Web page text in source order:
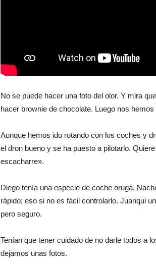
No se puede hacer una foto del olor. Y mira
hacer brownie de chocolate. Luego nos
Aunque hemos ido rotando con los coches y
el dron bueno y se ha puesto a pilotarlo.
escacharre».
Diego tenía una especie de coche oruga,
rápido; eso si no es fácil controlarlo. Juanqui
pero seguro.
Tenían que tener cuidado de no darle todos a
dejamos unas fotos.